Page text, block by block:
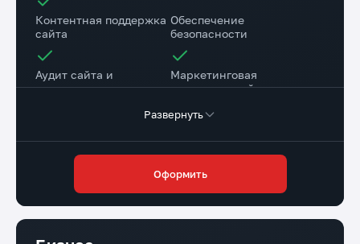
Контентная поддержка
сайта
Обеспечение
безопасности
Аудит сайта и
рекомендации
Маркетинговая
поддержка сайта
поддержка
Резервное копирование сайта на наш диск
1 раз в месяц
Резервное копирование на хостинге Исполнителя
Ежедневно
Развернуть
Оформить